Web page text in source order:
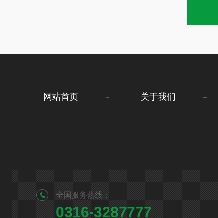
网站首页 关于我们
全国服务热线：
0316-3287777